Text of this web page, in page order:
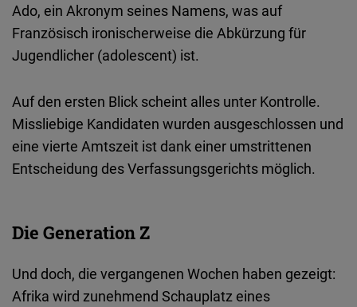
Ado, ein Akronym seines Namens, was auf
Französisch ironischerweise die Abkürzung für
Jugendlicher (adolescent) ist.
Auf den ersten Blick scheint alles unter Kontrolle.
Missliebige Kandidaten wurden ausgeschlossen und
eine vierte Amtszeit ist dank einer umstrittenen
Entscheidung des Verfassungsgerichts möglich.
Die Generation Z
Und doch, die vergangenen Wochen haben gezeigt:
Afrika wird zunehmend Schauplatz eines
D.Vinci
Embed
Embed